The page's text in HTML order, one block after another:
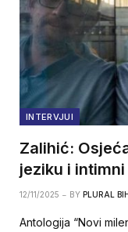
INTERVJUI
Zalihić:
jeziku i
12/11/2025 BY PLURAL
Antologija “Novi